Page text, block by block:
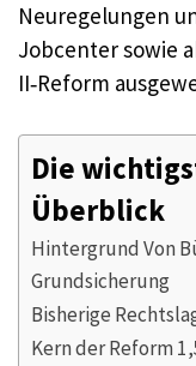
Neuregelungen
Jobcenter sowie
II‑Reform
Die
Überblick
Hintergrund Von
Grundsicherung
Bisherige
Kern der Reform